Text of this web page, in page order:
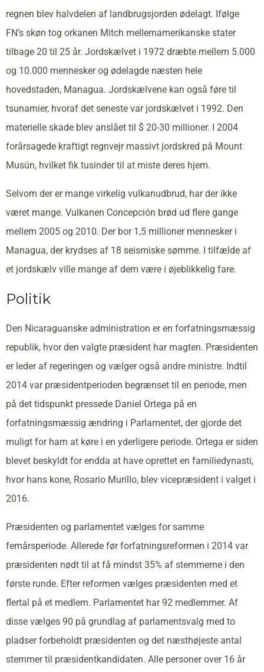
regnen blev halvdelen af landbrugsjorden ødelagt. Ifølge
FN’s skøn tog orkanen Mitch mellemamerikanske stater
tilbage 20 til 25 år. Jordskælvet i 1972 dræbte mellem 5.000
og 10.000 mennesker og ødelagde næsten hele
hovedstaden, Managua. Jordskælvene kan også føre til
tsunamier, hvoraf det seneste var jordskælvet i 1992. Den
materielle skade blev anslået til $ 20-30 millioner. I 2004
forårsagede kraftigt regnvejr massivt jordskred på Mount
Musún, hvilket fik tusinder til at miste deres hjem.
Selvom der er mange virkelig vulkanudbrud, har der ikke
været mange. Vulkanen Concepción brød ud flere gange
mellem 2005 og 2010. Der bor 1,5 millioner mennesker i
Managua, der krydses af 18 seismiske sømme. I tilfælde af
et jordskælv ville mange af dem være i øjeblikkelig fare.
Politik
Den Nicaraguanske administration er en forfatningsmæssig
republik, hvor den valgte præsident har magten. Præsidenten
er leder af regeringen og vælger også andre ministre. Indtil
2014 var præsidentperioden begrænset til en periode, men
på det tidspunkt pressede Daniel Ortega på en
forfatningsmæssig ændring i Parlamentet, der gjorde det
muligt for ham at køre i en yderligere periode. Ortega er siden
blevet beskyldt for endda at have oprettet en familiedynasti,
hvor hans kone, Rosario Murillo, blev vicepræsident i valget i
2016.
Præsidenten og parlamentet vælges for samme
femårsperiode. Allerede før forfatningsreformen i 2014 var
præsidenten nødt til at få mindst 35% af stemmerne i den
første runde. Efter reformen vælges præsidenten med et
flertal på et medlem. Parlamentet har 92 medlemmer. Af
disse vælges 90 på grundlag af parlamentsvalg med to
pladser forbeholdt præsidenten og det næsthøjeste antal
stemmer til præsidentkandidaten. Alle personer over 16 år